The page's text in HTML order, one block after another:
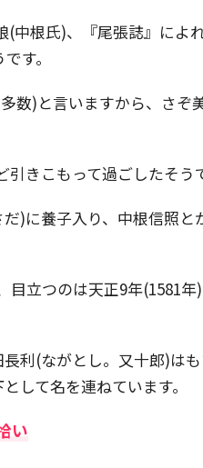
中根氏)、『尾張誌』によ
す。
数)と言いますから、さぞ
きこもって過ごしたそう
)に養子入り、中根信照と
立つのは天正9年(1581年
利(ながとし。又十郎)は
して名を連ねています。
い